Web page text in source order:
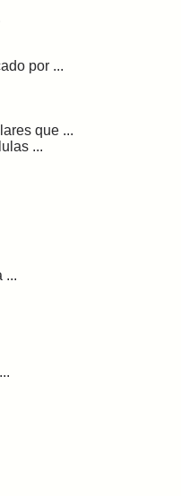
por ...
que ...
...
...